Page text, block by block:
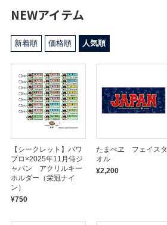
NEWアイテム
新着順 価格順 人気順
【シークレット】パワ
プロ×2025年11月侍ジ
ャパン アクリルキー
ホルダー（栄冠ナイ
ン）
¥750
たまべヱ フェイスタ
オル
¥2,200